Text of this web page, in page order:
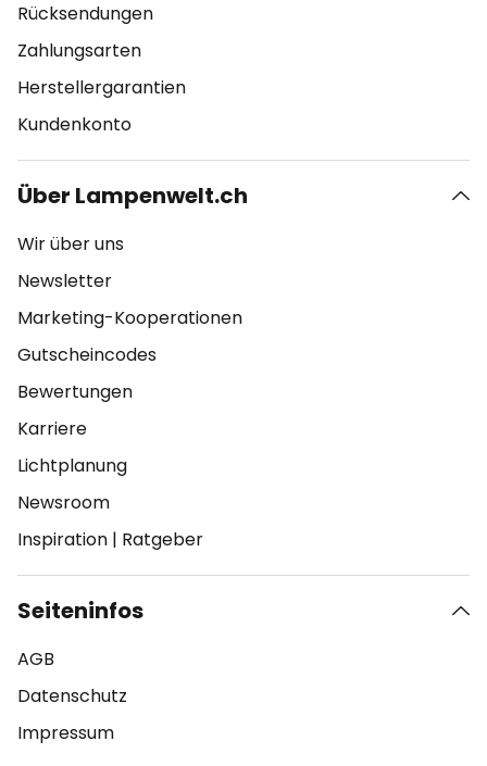
Rücksendungen
Zahlungsarten
Herstellergarantien
Kundenkonto
Über Lampenwelt.ch
Wir über uns
Newsletter
Marketing-Kooperationen
Gutscheincodes
Bewertungen
Karriere
Lichtplanung
Newsroom
Inspiration | Ratgeber
Seiteninfos
AGB
Datenschutz
Impressum